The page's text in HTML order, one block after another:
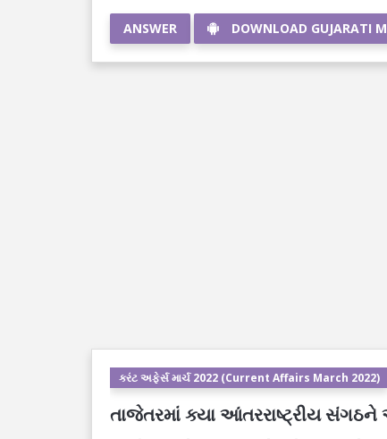
ANSWER DOWNLOAD GUJARATI
કરંટ અફેર્સ માર્ચ 2022 (Current Affairs March 2022)
તાજેતરમાં ક્યા આંતરરાષ્ટ્રીય સંગઠને